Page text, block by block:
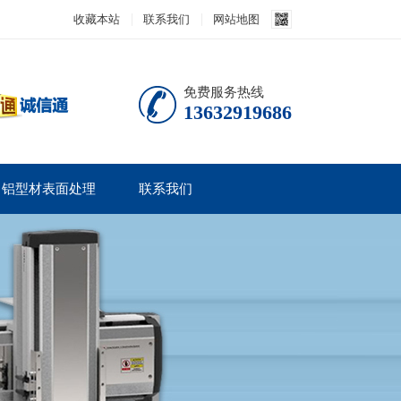
收藏本站 联系我们 网站地图
免费服务热线
13632919686
铝型材表面处理 联系我们